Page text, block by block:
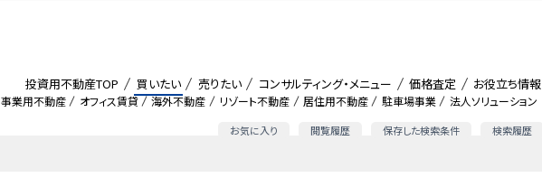
事業用不動産 オフィス賃貸 海外不動産 リゾート不動産 居住用不動産 駐車場事業 法人ソリューション
お気に入り 閲覧履歴 保存した検索条件 検索履歴
投資用不動産TOP 買いたい 売りたい コンサルティング・メニュー 価格査定 お役立ち情報